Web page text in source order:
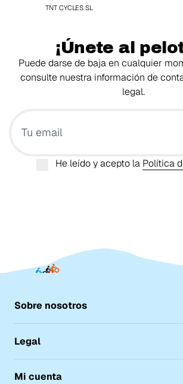
TNT CYCLES SL
¡Únete al
Puede darse de baja en cualquier
consulte nuestra información de
legal.
He leído y acepto la Política
Sobre nosotros
Legal
Mi cuenta